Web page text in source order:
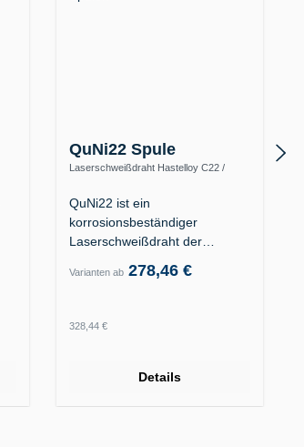
QuNi22 Spule
Laserschweißdraht Hastelloy C22 /
QuNi22 ist ein
korrosionsbeständiger
Laserschweißdraht der
Varianten ab 278,46 €
Regulärer Preis:
328,44 €
Details